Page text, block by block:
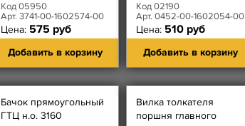
Код 05950
Арт. 3741-00-1602574-00
Цена: 575 руб
Добавить в корзину
Код 02190
Арт. 0452-00-1602054-00
Цена: 510 руб
Добавить в корзину
Бачок прямоугольный
ГТЦ н.о. 3160
Вилка толкателя
поршня главного